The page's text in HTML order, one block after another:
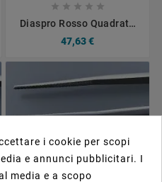
    
Diaspro Rosso Quadrata
Mano 6X6X4mm 1,25CT
47,63 €
i cookie per scopi
e annunci pubblicitari. I
media e a scopo